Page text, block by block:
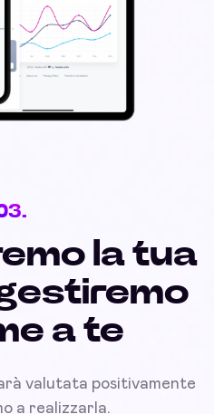
la tua
a te
valutata positivamente
a realizzarla.